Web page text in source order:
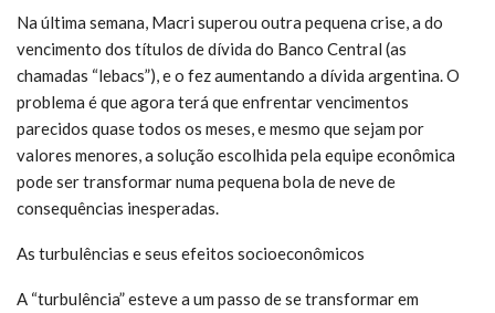
Na última semana, Macri superou outra pequena crise, a do
vencimento dos títulos de dívida do Banco Central (as
chamadas “lebacs”), e o fez aumentando a dívida argentina. O
problema é que agora terá que enfrentar vencimentos
parecidos quase todos os meses, e mesmo que sejam por
valores menores, a solução escolhida pela equipe econômica
pode ser transformar numa pequena bola de neve de
consequências inesperadas.
As turbulências e seus efeitos socioeconômicos
A “turbulência” esteve a um passo de se transformar em